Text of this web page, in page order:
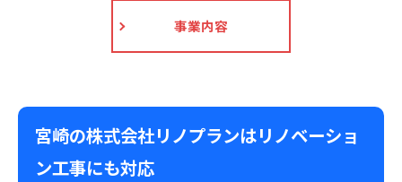
事業内容
宮崎の株式会社リノプランはリノベーショ
ン工事にも対応